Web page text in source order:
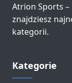
Atrion Sports –
znajdziesz
kategorii.
Kategorie